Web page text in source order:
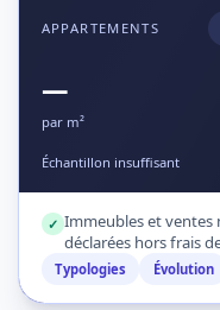
APPARTEMENTS
—
par m²
Échantillon insuffisant
✓ Immeubles et ventes
déclarées hors frais
Typologies Évolution